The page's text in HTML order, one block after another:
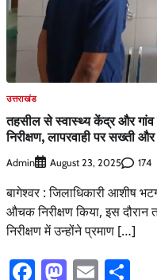
उत्तराखंड
तहसील से स्वास्थ्य केंद्र और
निरीक्षण, लापरवाही पर सख्ती
Admin August 23, 2025 174
बागेश्वर : जिलाधिकारी आशीष
औचक निरीक्षण किया, इस दौरान
निरीक्षण में उन्होंने प्रमाण […]
Facebook
Email